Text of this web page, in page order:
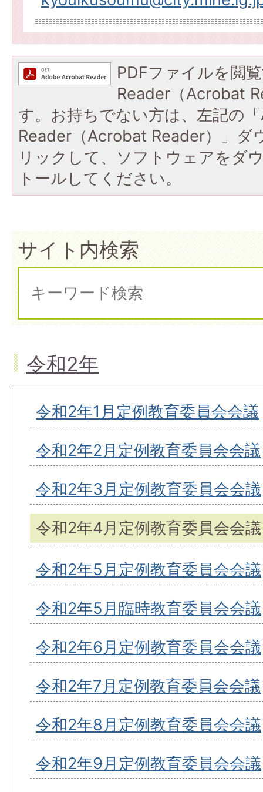
PDFファイルを閲
Reader（Acrobat
す。お持ちでない方は、左記の
Reader（Acrobat Reader）」ダ
リックして、ソフトウェアをダ
トールしてください。
サイト内検索
令和2年
令和2年1月定例教育委員会会議
令和2年2月定例教育委員会会議
令和2年3月定例教育委員会会議
令和2年4月定例教育委員会会議
令和2年5月定例教育委員会会議
令和2年5月臨時教育委員会会議
令和2年6月定例教育委員会会議
令和2年7月定例教育委員会会議
令和2年8月定例教育委員会会議
令和2年9月定例教育委員会会議